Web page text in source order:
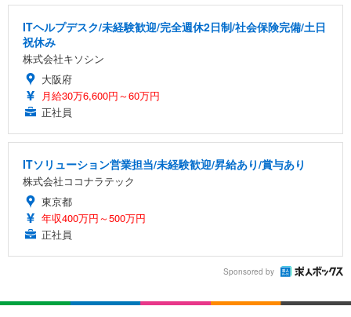
ITヘルプデスク/未経験歓迎/完全週休2日制/社会保険完備/土日
祝休み
株式会社キソシン
大阪府
月給30万6,600円～60万円
正社員
ITソリューション営業担当/未経験歓迎/昇給あり/賞与あり
株式会社ココナラテック
東京都
年収400万円～500万円
正社員
Sponsored by